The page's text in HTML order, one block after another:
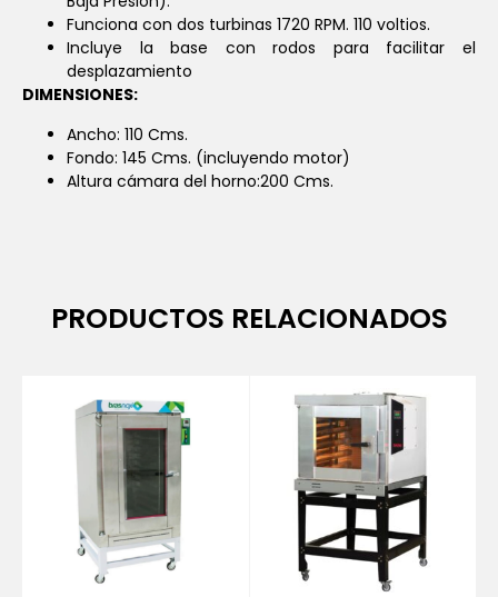
Funciona con dos turbinas 1720 RPM. 110 voltios.
Incluye la base con rodos para facilitar el
desplazamiento
DIMENSIONES:
Ancho: 110 Cms.
Fondo: 145 Cms. (incluyendo motor)
Altura cámara del horno:200 Cms.
PRODUCTOS RELACIONADOS